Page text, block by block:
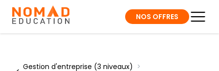
NOS OFFRES
Gestion d'entreprise (3 niveaux) >